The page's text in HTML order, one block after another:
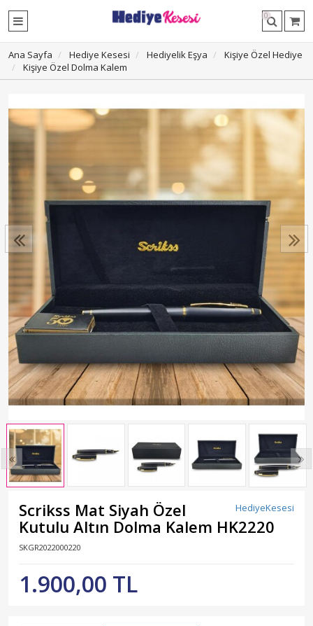
0
Ana Sayfa Hediye Kesesi Hediyelik Eşya
Kişiye Özel Hediye
Kişiye Özel Dolma Kalem
HediyeKesesi
Scrikss Mat Siyah Özel
Kutulu Altın Dolma Kalem HK2220
SKGR2022000220
1.900,00 TL